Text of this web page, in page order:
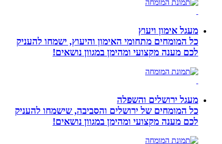
מעגל אימון ויעוץ
כל המומחים מתחומי האימון והיעוץ, ישמחו להעניק
לכם מענה מקצועי ומהימן במגוון נושאים!
מעגל ירושלים והשפלה
כל המומחים של ירושלים והסביבה, שישמחו להעניק
לכם מענה מקצועי ומהימן במגוון נושאים!